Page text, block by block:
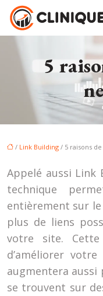
5
/ Link Building / 5 raisons
Appelé aussi
technique
entièrement sur
plus de liens
votre site.
d’améliorer
augmentera
se trouvent sur